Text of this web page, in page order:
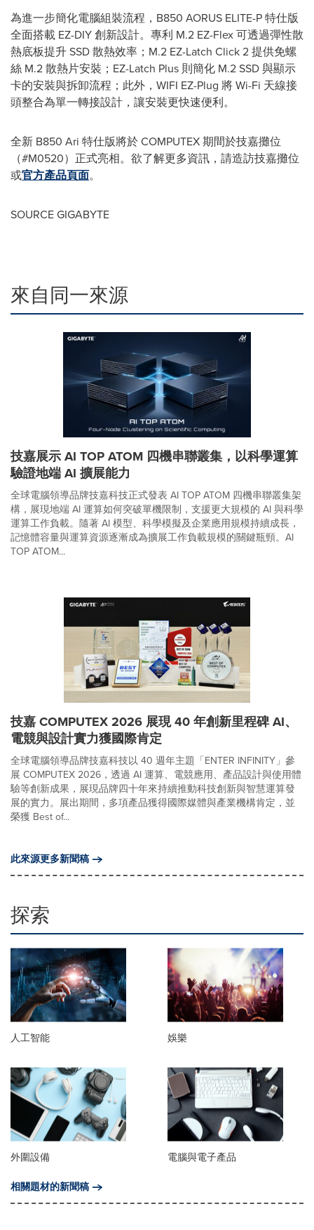
為進一步簡化電腦組裝流程，B850 AORUS ELITE-P 特仕版
全面搭載 EZ-DIY 創新設計。專利 M.2 EZ-Flex 可透過彈性散
熱底板提升 SSD 散熱效率；M.2 EZ-Latch Click 2 提供免螺
絲 M.2 散熱片安裝；EZ-Latch Plus 則簡化 M.2 SSD 與顯示
卡的安裝與拆卸流程；此外，WIFI EZ-Plug 將 Wi-Fi 天線接
頭整合為單一轉接設計，讓安裝更快速便利。
全新 B850 Ari 特仕版將於 COMPUTEX 期間於技嘉攤位
（#M0520）正式亮相。欲了解更多資訊，請造訪技嘉攤位
或官方產品頁面。
SOURCE GIGABYTE
來自同一來源
技嘉展示 AI TOP ATOM 四機串聯叢集，以科學運算
驗證地端 AI 擴展能力
全球電腦領導品牌技嘉科技正式發表 AI TOP ATOM 四機串聯叢集架
構，展現地端 AI 運算如何突破單機限制，支援更大規模的 AI 與科學
運算工作負載。隨著 AI 模型、科學模擬及企業應用規模持續成長，
記憶體容量與運算資源逐漸成為擴展工作負載規模的關鍵瓶頸。AI
TOP ATOM...
技嘉 COMPUTEX 2026 展現 40 年創新里程碑 AI、
電競與設計實力獲國際肯定
全球電腦領導品牌技嘉科技以 40 週年主題「ENTER INFINITY」參
展 COMPUTEX 2026，透過 AI 運算、電競應用、產品設計與使用體
驗等創新成果，展現品牌四十年來持續推動科技創新與智慧運算發
展的實力。展出期間，多項產品獲得國際媒體與產業機構肯定，並
榮獲 Best of...
此來源更多新聞稿
探索
人工智能 娛樂
外圍設備
電腦與電子產品
相關題材的新聞稿